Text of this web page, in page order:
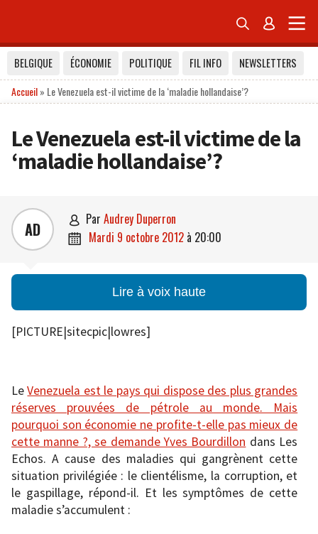
 
BELGIQUE ÉCONOMIE POLITIQUE FIL INFO
NEWSLETTERS
Accueil» Le Venezuela est-il victime de la ‘maladie hollandaise’?
Le Venezuela est-il victime de la
‘maladie hollandaise’?
AD  par Audrey Duperron
 mardi 9 octobre 2012 à 20:00
Lire à voix haute
[PICTURE|sitecpic|lowres]
LeVenezuela est le pays qui dispose des plus grandes
réserves prouvées de pétrole au monde. Mais
pourquoi son économie ne profite-t-elle pas mieux de
cette manne ?, se demande Yves Bourdillon dans Les
Echos. A cause des maladies qui gangrènent cette
situation privilégiée : le clientélisme, la corruption, et
le gaspillage, répond-il. Et les symptômes de cette
maladie s’accumulent :